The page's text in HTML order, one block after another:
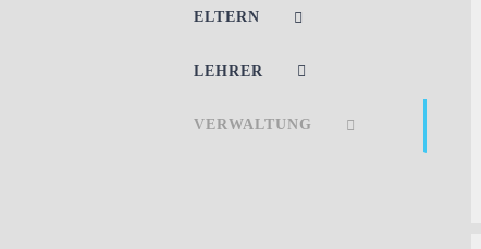
ELTERN
LEHRER
VERWALTUNG